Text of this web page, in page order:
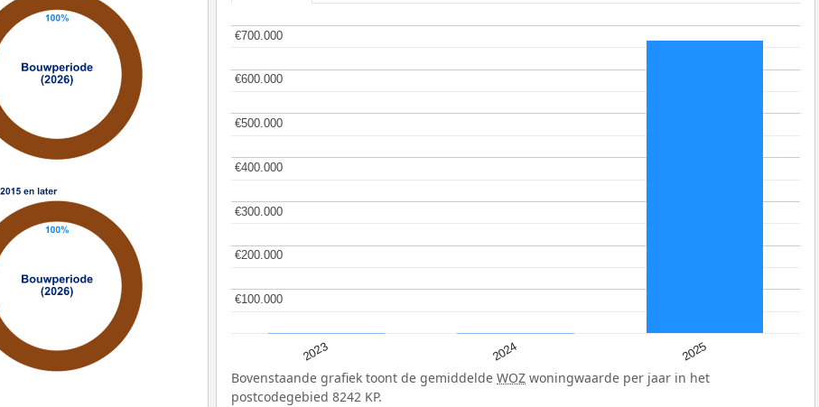
2023 2024 2025
€100.000
€100.000
€200.000
€200.000
€300.000
€300.000
€400.000
€400.000
€500.000
€500.000
€600.000
€600.000
€700.000
€700.000
Bovenstaande grafiek toont de gemiddelde WOZ woningwaarde per jaar in het
postcodegebied 8242 KP.